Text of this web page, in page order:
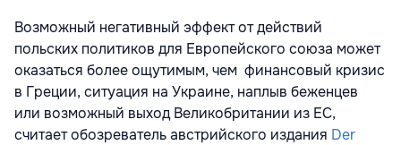
Возможный негативный эффект от действий
польских политиков для Европейского союза может
оказаться более ощутимым, чем финансовый кризис
в Греции, ситуация на Украине, наплыв беженцев
или возможный выход Великобритании из ЕС,
считает обозреватель австрийского издания Der